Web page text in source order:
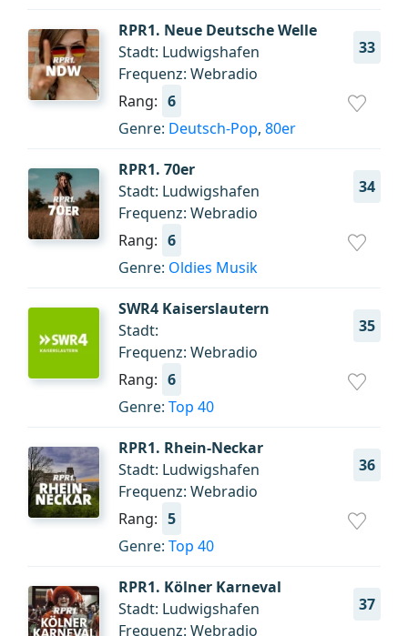
RPR1. Neue Deutsche Welle
33
Stadt: Ludwigshafen
Frequenz: Webradio
Rang: 6
Genre: Deutsch-Pop, 80er
RPR1. 70er
34
Stadt: Ludwigshafen
Frequenz: Webradio
Rang: 6
Genre: Oldies Musik
SWR4 Kaiserslautern
35
Stadt:
Frequenz: Webradio
Rang: 6
Genre: Top 40
RPR1. Rhein-Neckar
36
Stadt: Ludwigshafen
Frequenz: Webradio
Rang: 5
Genre: Top 40
RPR1. Kölner Karneval
37
Stadt: Ludwigshafen
Frequenz: Webradio